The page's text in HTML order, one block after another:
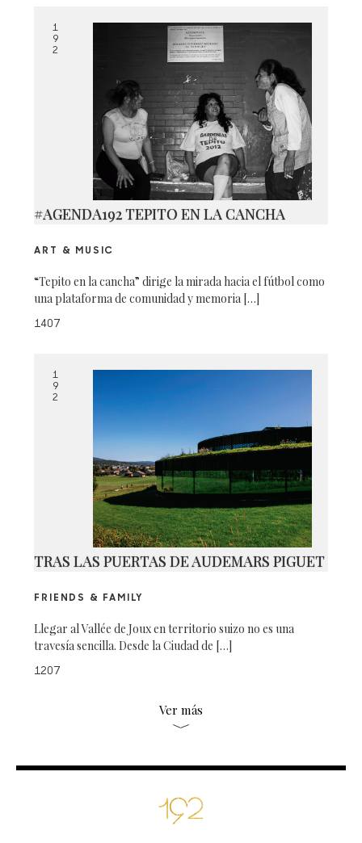
1
9
2
#AGENDA192 TEPITO EN LA CANCHA
ART & MUSIC
“Tepito en la cancha” dirige la mirada hacia el fútbol como
una plataforma de comunidad y memoria […]
1407
1
9
2
TRAS LAS PUERTAS DE AUDEMARS PIGUET
FRIENDS & FAMILY
Llegar al Vallée de Joux en territorio suizo no es una
travesía sencilla. Desde la Ciudad de […]
1207
Ver más